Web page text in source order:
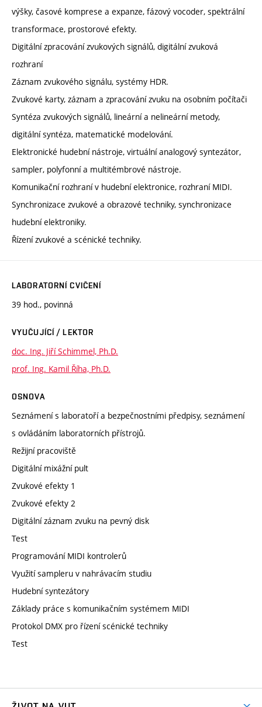
výšky, časové komprese a expanze, fázový vocoder, spektrální
transformace, prostorové efekty.
Digitální zpracování zvukových signálů, digitální zvuková
rozhraní
Záznam zvukového signálu, systémy HDR.
Zvukové karty, záznam a zpracování zvuku na osobním počítači
Syntéza zvukových signálů, lineární a nelineární metody,
digitální syntéza, matematické modelování.
Elektronické hudební nástroje, virtuální analogový syntezátor,
sampler, polyfonní a multitémbrové nástroje.
Komunikační rozhraní v hudební elektronice, rozhraní MIDI.
Synchronizace zvukové a obrazové techniky, synchronizace
hudební elektroniky.
Řízení zvukové a scénické techniky.
LABORATORNÍ CVIČENÍ
39 hod., povinná
VYUČUJÍCÍ / LEKTOR
doc. Ing. Jiří Schimmel, Ph.D.
prof. Ing. Kamil Říha, Ph.D.
OSNOVA
Seznámení s laboratoří a bezpečnostními předpisy, seznámení
s ovládáním laboratorních přístrojů.
Režijní pracoviště
Digitální mixážní pult
Zvukové efekty 1
Zvukové efekty 2
Digitální záznam zvuku na pevný disk
Test
Programování MIDI kontrolerů
Využití sampleru v nahrávacím studiu
Hudební syntezátory
Základy práce s komunikačním systémem MIDI
Protokol DMX pro řízení scénické techniky
Test